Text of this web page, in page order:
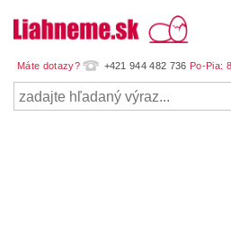
+421 944 482 736